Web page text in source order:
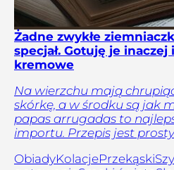
Żadne zwykłe
specjał. Gotuję je
kremowe
Na wierzchu mają
skórkę, a w środku są jak
papas arrugadas to
importu. Przepis jest
ObiadyKolacjePrzekąski